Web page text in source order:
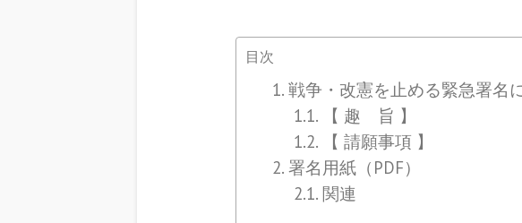
目次
戦争・改憲を止める緊急署名
【 趣 旨 】
【 請願事項 】
署名用紙（PDF）
関連